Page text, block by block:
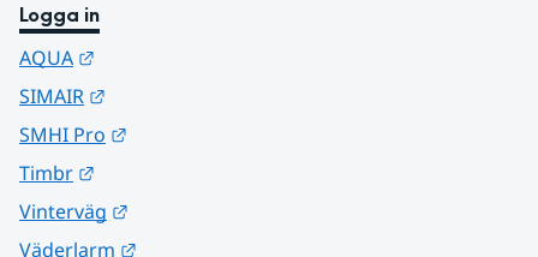
Logga in
AQUA
SIMAIR
SMHI Pro
Timbr
Vinterväg
Väderlarm